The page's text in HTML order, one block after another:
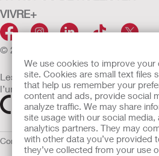
We use cookies to improve your
site. Cookies are small text files
that help us remember your
content and ads, provide social
analyze traffic. We may share
site usage with our social media,
analytics partners. They may
with other data you’ve provided
they’ve collected from your use
VIVRE+
© 2026 Hollister Incorporated
Les dispositifs médicaux vendus
l’un des symboles suivants selon le
Conditions d'utilisation Politique de